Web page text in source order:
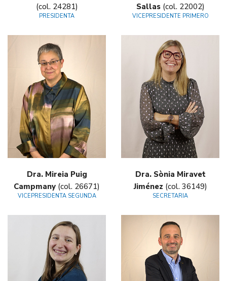
(col. 24281)
PRESIDENTA
Sallas (col. 22002)
VICEPRESIDENTE PRIMERO
Dra. Mireia Puig
Campmany (col. 26671)
VICEPRESIDENTA SEGUNDA
Dra. Sònia Miravet
Jiménez (col. 36149)
SECRETARIA